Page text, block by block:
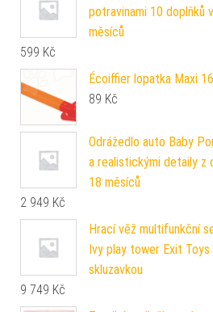
potravinami 10 doplňků
měsíců
599 Kč
Écoiffier lopatka Maxi
89 Kč
Odrážedlo auto Baby
a realistickými detaily z
18 měsíců
2 949 Kč
Hrací věž multifunkční
Ivy play tower Exit
skluzavkou
9 749 Kč